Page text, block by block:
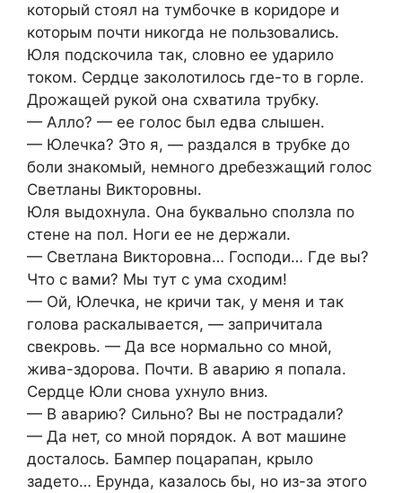
который стоял на тумбочке в коридоре и
которым почти никогда не пользовались.
Юля подскочила так, словно ее ударило
током. Сердце заколотилось где-то в горле.
Дрожащей рукой она схватила трубку.
— Алло? — ее голос был едва слышен.
— Юлечка? Это я, — раздался в трубке до
боли знакомый, немного дребезжащий голос
Светланы Викторовны.
Юля выдохнула. Она буквально сползла по
стене на пол. Ноги ее не держали.
— Светлана Викторовна… Господи… Где вы?
Что с вами? Мы тут с ума сходим!
— Ой, Юлечка, не кричи так, у меня и так
голова раскалывается, — запричитала
свекровь. — Да все нормально со мной,
жива-здорова. Почти. В аварию я попала.
Сердце Юли снова ухнуло вниз.
— В аварию? Сильно? Вы не пострадали?
— Да нет, со мной порядок. А вот машине
досталось. Бампер поцарапан, крыло
задето… Ерунда, казалось бы, но из-за этого